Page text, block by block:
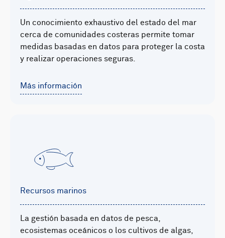
Un conocimiento exhaustivo del estado del mar
cerca de comunidades costeras permite tomar
medidas basadas en datos para proteger la costa
y realizar operaciones seguras.
Más información
Recursos marinos
La gestión basada en datos de pesca,
ecosistemas oceánicos o los cultivos de algas,